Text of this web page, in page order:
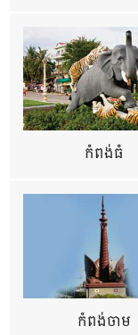
កំពង់ធំ
កំពង់ចាម